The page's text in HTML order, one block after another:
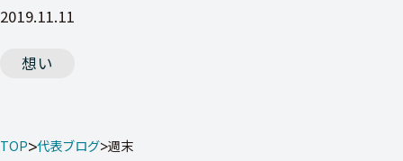
2019.11.11
想い
TOP 代表ブログ 週末